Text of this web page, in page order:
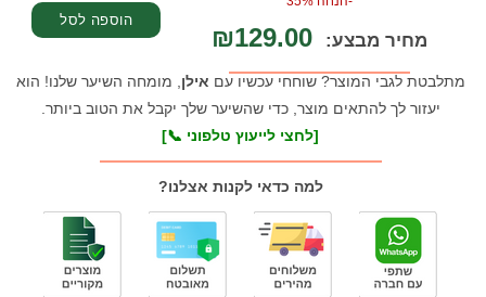
מחיר מבצע: ₪129.00
מתלבטת לגבי המוצר? שוחחי עכשיו עם אילן , מומחה השיער שלנו! הוא
יעזור לך להתאים מוצר, כדי שהשיער שלך יקבל את הטוב ביותר.
[לחצי לייעוץ טלפוני 📞]
למה כדאי לקנות אצלנו?